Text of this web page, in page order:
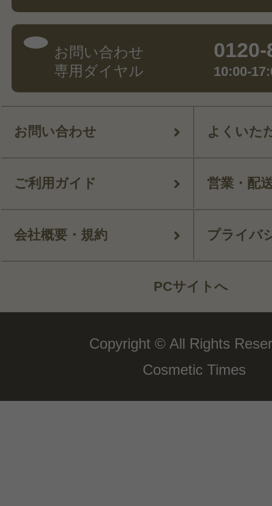
お問い合わせ
専用ダイヤル
10:00-
お問い合わせ よくいた
ご利用ガイド 営業・配
会社概要・規約 プライバ
PCサイトへ
Copyright © All Rights
Cosmetic Times